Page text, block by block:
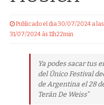
31/07/2024 às 11h22min
del Único Festival
de Argentina el 28
Terán De Weiss”